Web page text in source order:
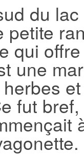
du
petite
qui
une
fut